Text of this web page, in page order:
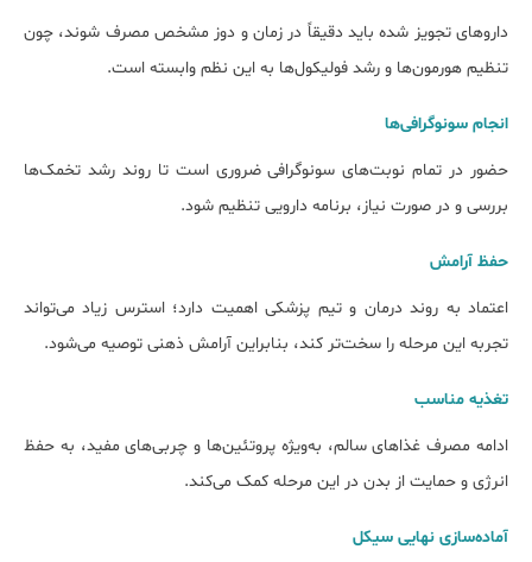
داروهای تجویز شده باید دقیقاً در زمان و دوز مشخص مصرف شوند، چون
تنظیم هورمون‌ها و رشد فولیکول‌ها به این نظم وابسته است.
انجام سونوگرافی‌ها
حضور در تمام نوبت‌های سونوگرافی ضروری است تا روند رشد تخمک‌ها
بررسی و در صورت نیاز، برنامه دارویی تنظیم شود.
حفظ آرامش
اعتماد به روند درمان و تیم پزشکی اهمیت دارد؛ استرس زیاد می‌تواند
تجربه این مرحله را سخت‌تر کند، بنابراین آرامش ذهنی توصیه می‌شود.
تغذیه مناسب
ادامه مصرف غذاهای سالم، به‌ویژه پروتئین‌ها و چربی‌های مفید، به حفظ
انرژی و حمایت از بدن در این مرحله کمک می‌کند.
آماده‌سازی نهایی سیکل